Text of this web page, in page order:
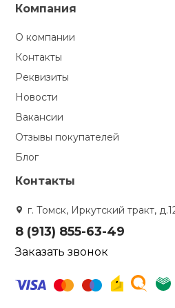
Компания
О компании
Контакты
Реквизиты
Новости
Вакансии
Отзывы покупателей
Блог
Контакты
г. Томск, Иркутский тракт,
8 (913) 855-63-49
Заказать звонок